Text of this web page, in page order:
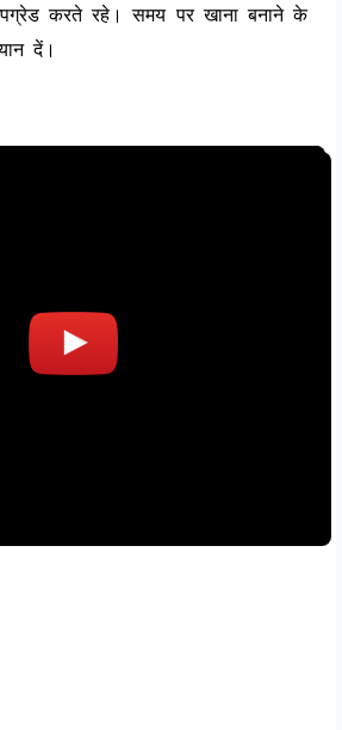
करते रहे। समय पर खाना बनाने के
दें।